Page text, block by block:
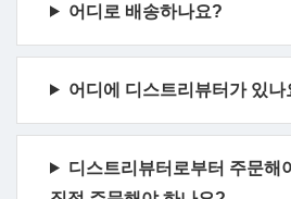
어디로 배송하나요?
어디에 디스트리뷰터가 있나
디스트리뷰터로부터 주문해